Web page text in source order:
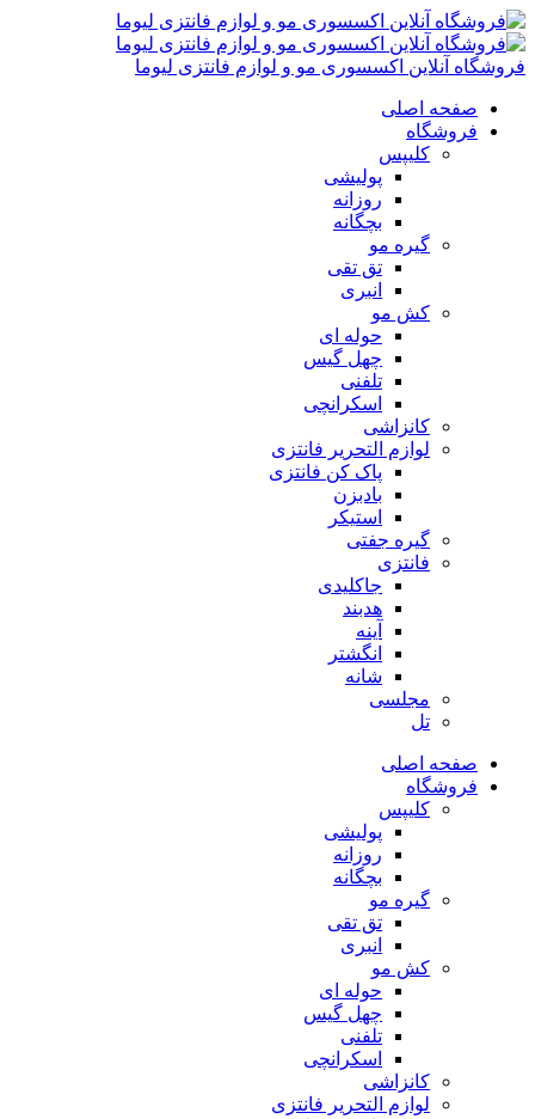
فروشگاه آنلاین اکسسوری مو و لوازم فانتزی لیوما
صفحه اصلی
فروشگاه
کلیپس
پولیشی
روزانه
بچگانه
گیره مو
تق تقی
انبری
کش مو
حوله ای
چهل گیس
تلفنی
اسکرانچی
کانزاشی
لوازم التحریر فانتزی
پاک کن فانتزی
بادبزن
استیکر
گیره جفتی
فانتزی
جاکلیدی
هدبند
آینه
انگشتر
شانه
مجلسی
تل
صفحه اصلی
فروشگاه
کلیپس
پولیشی
روزانه
بچگانه
گیره مو
تق تقی
انبری
کش مو
حوله ای
چهل گیس
تلفنی
اسکرانچی
کانزاشی
لوازم التحریر فانتزی